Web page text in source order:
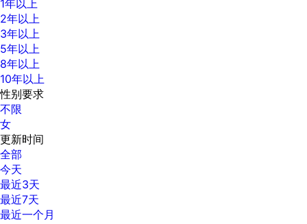
1年以上
2年以上
3年以上
5年以上
8年以上
10年以上
性别要求
不限
女
更新时间
全部
今天
最近3天
最近7天
最近一个月